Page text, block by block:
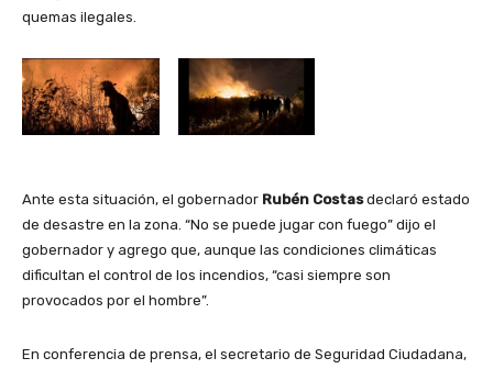
quemas ilegales.
Ante esta situación, el gobernador Rubén Costasdeclaró estado
de desastre en la zona. “No se puede jugar con fuego” dijo el
gobernador y agrego que, aunque las condiciones climáticas
dificultan el control de los incendios, “casi siempre son
provocados por el hombre”.
En conferencia de prensa, el secretario de Seguridad Ciudadana,